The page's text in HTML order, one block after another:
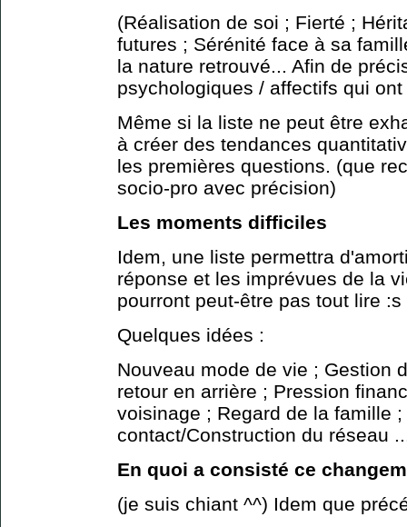
(Réalisation de soi ; Fierté ;
futures ; Sérénité face à sa
la nature retrouvé... Afin de
psychologiques / affectifs qui ont
Même si la liste ne peut être
à créer des tendances
les premières questions. (que
socio-pro avec précision)
Les moments difficiles
Idem, une liste permettra
réponse et les imprévues de la
pourront peut-être pas tout lire :s
Quelques idées :
Nouveau mode de vie ; Gestion
retour en arrière ; Pression
voisinage ; Regard de la famille
contact/Construction du réseau
En quoi a consisté ce
(je suis chiant ^^) Idem que